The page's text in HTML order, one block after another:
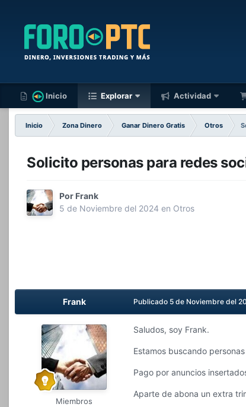
Inicio Explorar Actividad
Inicio Zona Dinero Ganar Dinero Gratis Otros
Solicito personas para redes
Por Frank
5 de Noviembre del 2024 en Otros
Frank
Miembros
Publicado 5 de Noviembre del
Saludos, soy Frank.
Estamos buscando
Pago por anuncios
Aparte de abona un extra